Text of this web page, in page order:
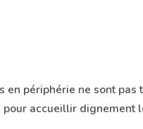
en périphérie ne sont pas
pour accueillir dignement